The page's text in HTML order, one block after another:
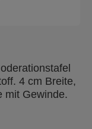
4 cm Breite,
mit Gewinde.